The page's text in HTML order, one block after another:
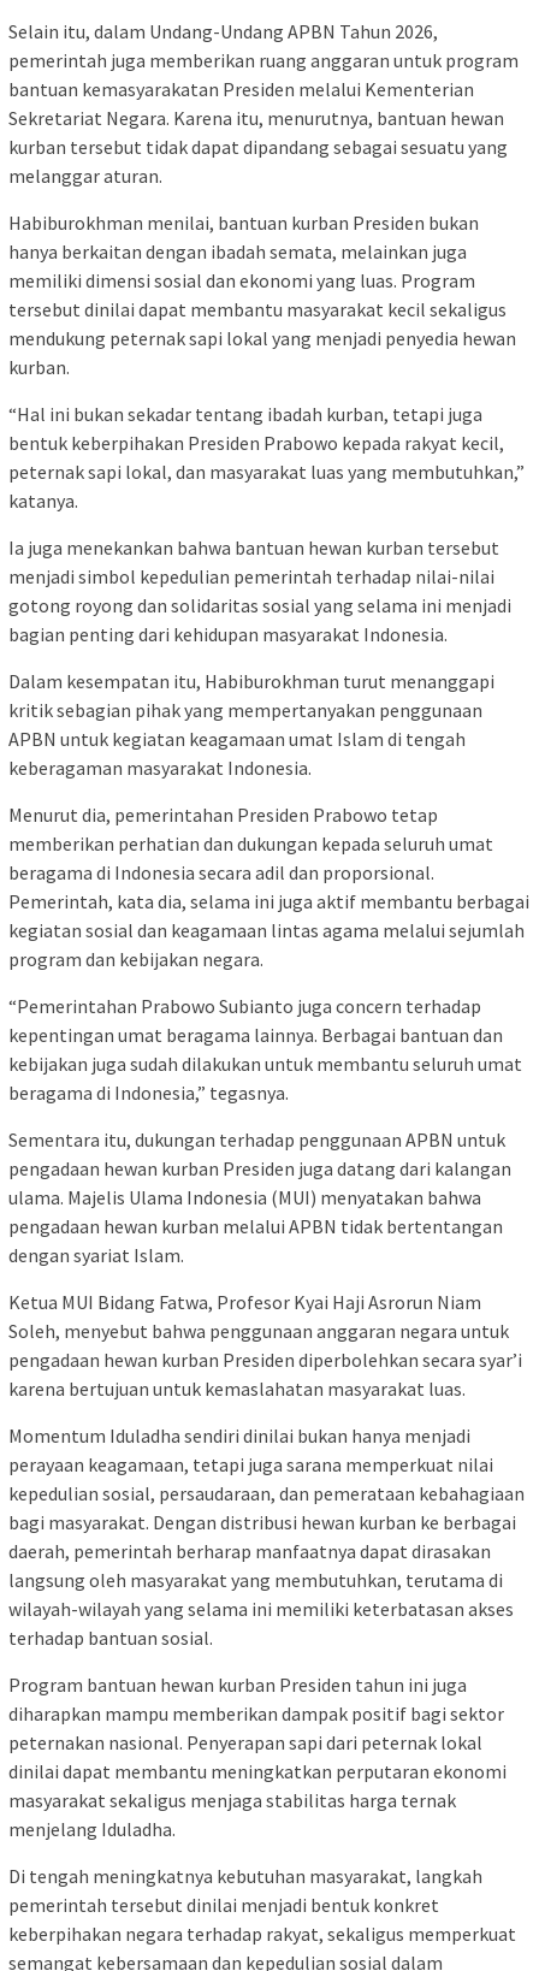
Selain itu, dalam Undang-Undang APBN Tahun 2026,
pemerintah juga memberikan ruang anggaran untuk program
bantuan kemasyarakatan Presiden melalui Kementerian
Sekretariat Negara. Karena itu, menurutnya, bantuan hewan
kurban tersebut tidak dapat dipandang sebagai sesuatu yang
melanggar aturan.
Habiburokhman menilai, bantuan kurban Presiden bukan
hanya berkaitan dengan ibadah semata, melainkan juga
memiliki dimensi sosial dan ekonomi yang luas. Program
tersebut dinilai dapat membantu masyarakat kecil sekaligus
mendukung peternak sapi lokal yang menjadi penyedia hewan
kurban.
“Hal ini bukan sekadar tentang ibadah kurban, tetapi juga
bentuk keberpihakan Presiden Prabowo kepada rakyat kecil,
peternak sapi lokal, dan masyarakat luas yang membutuhkan,”
katanya.
Ia juga menekankan bahwa bantuan hewan kurban tersebut
menjadi simbol kepedulian pemerintah terhadap nilai-nilai
gotong royong dan solidaritas sosial yang selama ini menjadi
bagian penting dari kehidupan masyarakat Indonesia.
Dalam kesempatan itu, Habiburokhman turut menanggapi
kritik sebagian pihak yang mempertanyakan penggunaan
APBN untuk kegiatan keagamaan umat Islam di tengah
keberagaman masyarakat Indonesia.
Menurut dia, pemerintahan Presiden Prabowo tetap
memberikan perhatian dan dukungan kepada seluruh umat
beragama di Indonesia secara adil dan proporsional.
Pemerintah, kata dia, selama ini juga aktif membantu berbagai
kegiatan sosial dan keagamaan lintas agama melalui sejumlah
program dan kebijakan negara.
“Pemerintahan Prabowo Subianto juga concern terhadap
kepentingan umat beragama lainnya. Berbagai bantuan dan
kebijakan juga sudah dilakukan untuk membantu seluruh umat
beragama di Indonesia,” tegasnya.
Sementara itu, dukungan terhadap penggunaan APBN untuk
pengadaan hewan kurban Presiden juga datang dari kalangan
ulama. Majelis Ulama Indonesia (MUI) menyatakan bahwa
pengadaan hewan kurban melalui APBN tidak bertentangan
dengan syariat Islam.
Ketua MUI Bidang Fatwa, Profesor Kyai Haji Asrorun Niam
Soleh, menyebut bahwa penggunaan anggaran negara untuk
pengadaan hewan kurban Presiden diperbolehkan secara syar’i
karena bertujuan untuk kemaslahatan masyarakat luas.
Momentum Iduladha sendiri dinilai bukan hanya menjadi
perayaan keagamaan, tetapi juga sarana memperkuat nilai
kepedulian sosial, persaudaraan, dan pemerataan kebahagiaan
bagi masyarakat. Dengan distribusi hewan kurban ke berbagai
daerah, pemerintah berharap manfaatnya dapat dirasakan
langsung oleh masyarakat yang membutuhkan, terutama di
wilayah-wilayah yang selama ini memiliki keterbatasan akses
terhadap bantuan sosial.
Program bantuan hewan kurban Presiden tahun ini juga
diharapkan mampu memberikan dampak positif bagi sektor
peternakan nasional. Penyerapan sapi dari peternak lokal
dinilai dapat membantu meningkatkan perputaran ekonomi
masyarakat sekaligus menjaga stabilitas harga ternak
menjelang Iduladha.
Di tengah meningkatnya kebutuhan masyarakat, langkah
pemerintah tersebut dinilai menjadi bentuk konkret
keberpihakan negara terhadap rakyat, sekaligus memperkuat
semangat kebersamaan dan kepedulian sosial dalam